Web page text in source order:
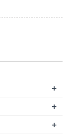
+
+
+